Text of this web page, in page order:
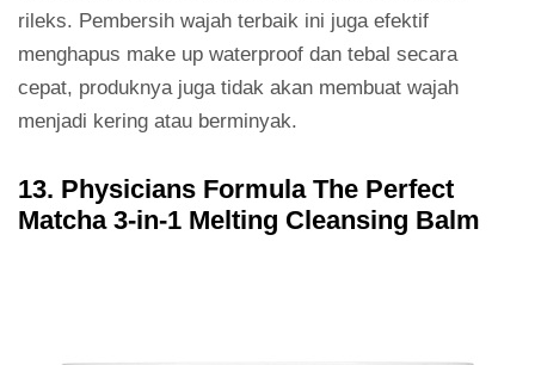
rileks. Pembersih wajah terbaik ini juga efektif
menghapus make up waterproof dan tebal secara
cepat, produknya juga tidak akan membuat wajah
menjadi kering atau berminyak.
13. Physicians Formula The Perfect
Matcha 3-in-1 Melting Cleansing Balm